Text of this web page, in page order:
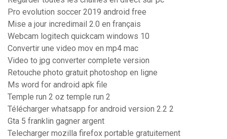
Pro evolution soccer 2019 android free
Mise a jour incredimail 2.0 en français
Webcam logitech quickcam windows 10
Convertir une video mov en mp4 mac
Video to jpg converter complete version
Retouche photo gratuit photoshop en ligne
Ms word for android apk file
Temple run 2 oz temple run 2
Télécharger whatsapp for android version 2.2 2
Gta 5 franklin gagner argent
Telecharger mozilla firefox portable gratuitement